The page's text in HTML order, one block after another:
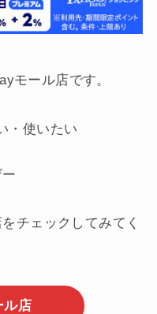
モール店です。
・使いたい
チェックしてみてく
ル店